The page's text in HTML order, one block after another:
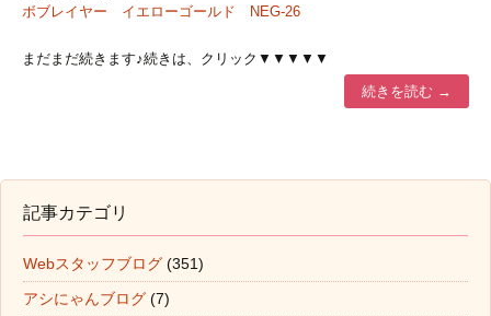
ボブレイヤー イエローゴールド NEG-26
まだまだ続きます♪続きは、クリック▼▼▼▼▼
続きを読む →
記事カテゴリ
Webスタッフブログ (351)
アシにゃんブログ (7)